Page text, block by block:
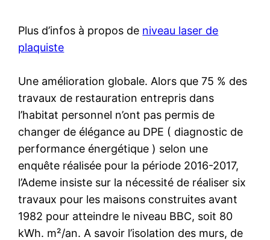
Plus d’infos à propos de niveau laser de
plaquiste
Une amélioration globale. Alors que 75 % des
travaux de restauration entrepris dans
l’habitat personnel n’ont pas permis de
changer de élégance au DPE ( diagnostic de
performance énergétique ) selon une
enquête réalisée pour la période 2016-2017,
l’Ademe insiste sur la nécessité de réaliser six
travaux pour les maisons construites avant
1982 pour atteindre le niveau BBC, soit 80
kWh. m²/an. A savoir l’isolation des murs, de